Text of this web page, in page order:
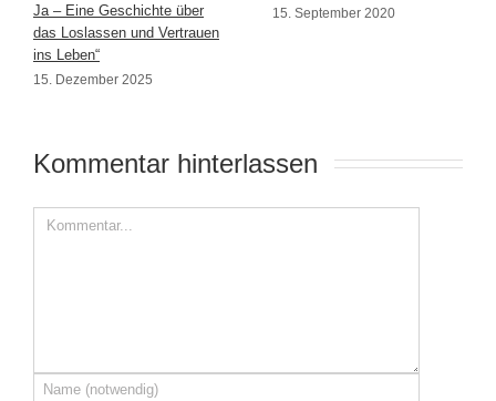
Ja – Eine Geschichte über
das Loslassen und Vertrauen
ins Leben“
15. Dezember 2025
15. September 2020
Kommentar hinterlassen